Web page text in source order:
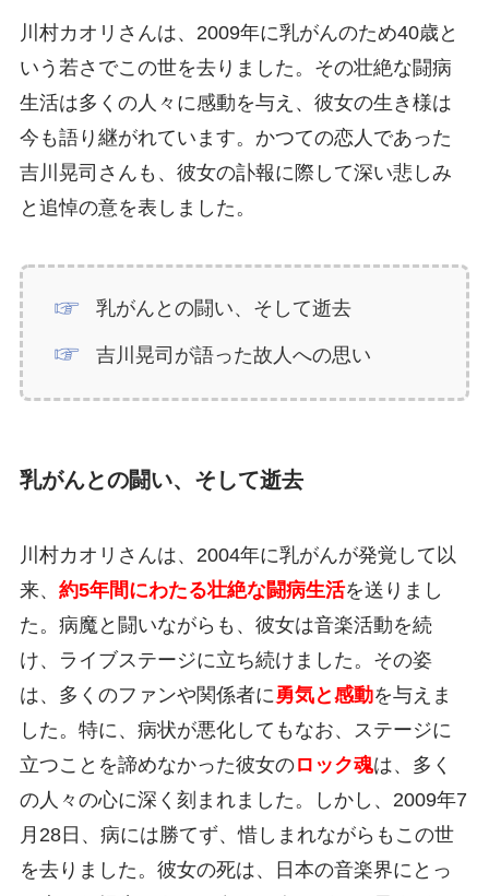
川村カオリさんは、2009年に乳がんのため40歳と
いう若さでこの世を去りました。その壮絶な闘病
生活は多くの人々に感動を与え、彼女の生き様は
今も語り継がれています。かつての恋人であった
吉川晃司さんも、彼女の訃報に際して深い悲しみ
と追悼の意を表しました。
乳がんとの闘い、そして逝去
吉川晃司が語った故人への思い
乳がんとの闘い、そして逝去
川村カオリさんは、2004年に乳がんが発覚して以
来、 約5年間にわたる壮絶な闘病生活を送りまし
た。病魔と闘いながらも、彼女は音楽活動を続
け、ライブステージに立ち続けました。その姿
は、多くのファンや関係者に勇気と感動を与えま
した。特に、病状が悪化してもなお、ステージに
立つことを諦めなかった彼女のロック魂は、多く
の人々の心に深く刻まれました。しかし、2009年7
月28日、病には勝てず、惜しまれながらもこの世
を去りました。彼女の死は、日本の音楽界にとっ